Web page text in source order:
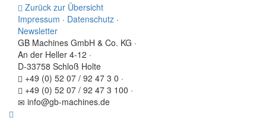
Zurück zur Übersicht
Impressum · Datenschutz ·
Newsletter
GB Machines GmbH & Co. KG ·
An der Heller 4-12 ·
D-33758 Schloß Holte
+49 (0) 52 07 / 92 47 3 0 ·
+49 (0) 52 07 / 92 47 3 100 ·
info@gb-machines.de